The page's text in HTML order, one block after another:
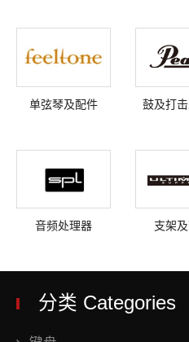
单弦琴及配件 鼓及打
音频处理器 支架
分类 Categories